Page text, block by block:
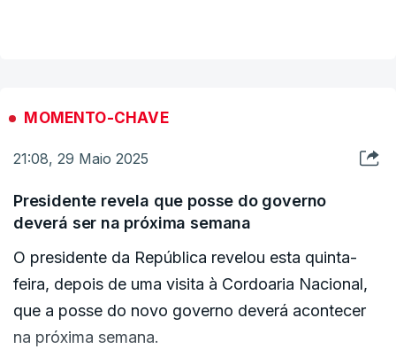
uma tarefa que me cabe a mim e eu dedicar-me-ei
a ela".
Tal como as declarações feitas em Belém, Luís
Montenegro voltou a relembrar que o objetivo
enquanto governo será aumentar rendimentos,
para pessoas e empresas, e reter talento dentro
do país.
MOMENTO-CHAVE
21:08, 29 Maio 2025
Presidente revela que posse do governo
deverá ser na próxima semana
O presidente da República revelou esta quinta-
feira, depois de uma visita à Cordoaria Nacional,
que a posse do novo governo deverá acontecer
na próxima semana.